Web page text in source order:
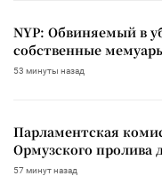
NYP: Обвиняемый в
собственные
53 минуты назад
Парламентская
Ормузского пролива
57 минут назад